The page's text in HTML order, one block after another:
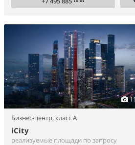
Бизнес-центр, класс A
iCity
реализуемые площади по запросу